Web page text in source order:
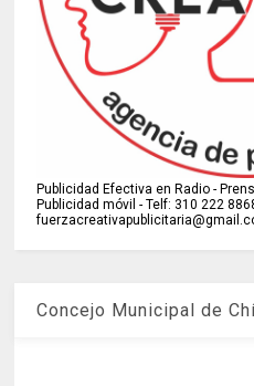
Publicidad Efectiva en Radio -
Publicidad móvil - Telf: 310 222
Concejo Municipal de